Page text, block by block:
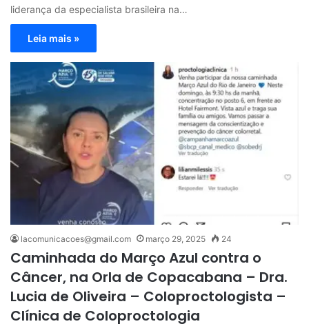
liderança da especialista brasileira na…
Leia mais »
lacomunicacoes@gmail.com março 29, 2025 24
Caminhada do Março Azul contra o
Câncer, na Orla de Copacabana – Dra.
Lucia de Oliveira – Coloproctologista –
Clínica de Coloproctologia